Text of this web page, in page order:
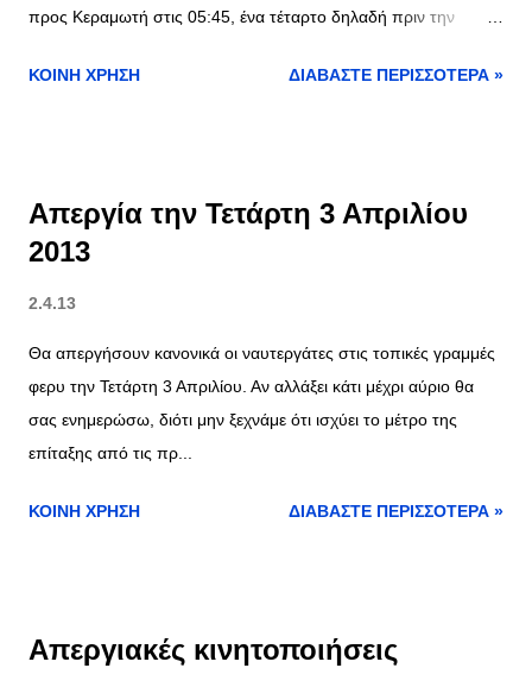
προς Κεραμωτή στις 05:45, ένα τέταρτο δηλαδή πριν την
ΚΟΙΝΉ ΧΡΉΣΗ
ΔΙΑΒΆΣΤΕ ΠΕΡΙΣΣΌΤΕΡΑ »
Απεργία την Τετάρτη 3 Απριλίου
2013
2.4.13
Θα απεργήσουν κανονικά οι ναυτεργάτες στις τοπικές γραμμές
φερυ την Τετάρτη 3 Απριλίου. Αν αλλάξει κάτι μέχρι αύριο θα
σας ενημερώσω, διότι μην ξεχνάμε ότι ισχύει το μέτρο της
επίταξης από τις πρ...
ΚΟΙΝΉ ΧΡΉΣΗ ΔΙΑΒΆΣΤΕ ΠΕΡΙΣΣΌΤΕΡΑ »
Απεργιακές κινητοποιήσεις